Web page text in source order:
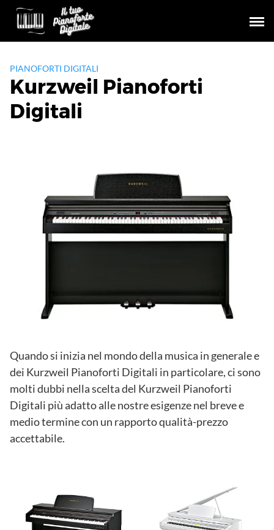
Skip
content
PIANOFORTI DIGITALI
Kurzweil Pianoforti
Digitali
Quando si inizia nel mondo della musica in generale e
dei Kurzweil Pianoforti Digitali in particolare, ci sono
molti dubbi nella scelta del Kurzweil Pianoforti
Digitali più adatto alle nostre esigenze nel breve e
medio termine con un rapporto qualità-prezzo
accettabile.